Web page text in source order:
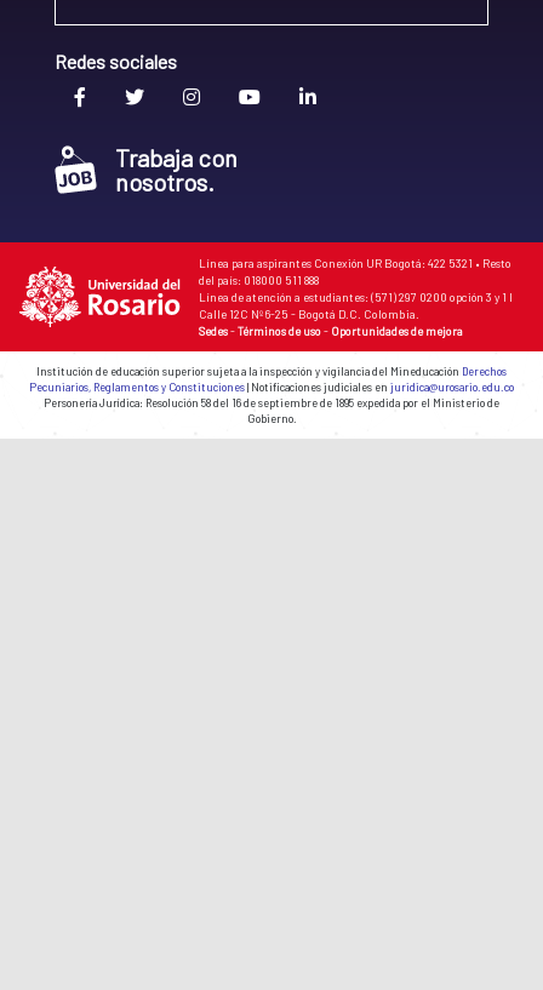
Redes sociales
Trabaja con
nosotros.
Línea para aspirantes Conexión UR Bogotá: 422 5321 • Resto
del país: 018000 511 888
Línea de atención a estudiantes: (571) 297 0200 opción 3 y 1 I
Calle 12C Nº 6-25 - Bogotá D.C. Colombia.
Sedes-Términos de uso- Oportunidades de mejora
Institución de educación superior sujeta a la inspección y vigilancia del Mineducación Derechos
Pecuniarios, Reglamentos y Constituciones| Notificaciones judiciales en juridica@urosario.edu.co
Personería Jurídica: Resolución 58 del 16 de septiembre de 1895 expedida por el Ministerio de
Gobierno.